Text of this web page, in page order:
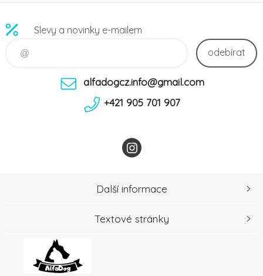
Slevy a novinky e-mailem
odebírat
alfadogcz.info@gmail.com
+421 905 701 907
Další informace
Textové stránky